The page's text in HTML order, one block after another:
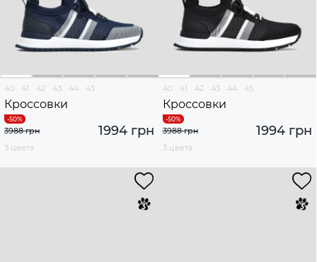
40 41 42 43 44 45
Кроссовки
1994 грн
3988 грн
3 цвета
40 41 42 43 44 45
Кроссовки
1994 грн
3988 грн
3 цвета